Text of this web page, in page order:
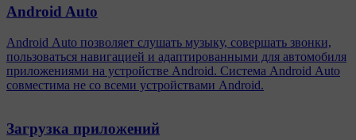
Android Auto
Android Auto позволяет слушать музыку, совершать звонки,
пользоваться навигацией и адаптированными для автомобиля
приложениями на устройстве Android. Система Android Auto
совместима не со всеми устройствами Android.
Загрузка приложений